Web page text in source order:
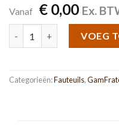
Vanaf €0,00 Ex.
VOEG
Categorieën:Fauteuils,